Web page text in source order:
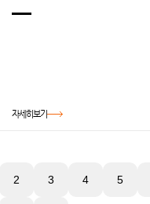
자세히보기
2 3 4 5